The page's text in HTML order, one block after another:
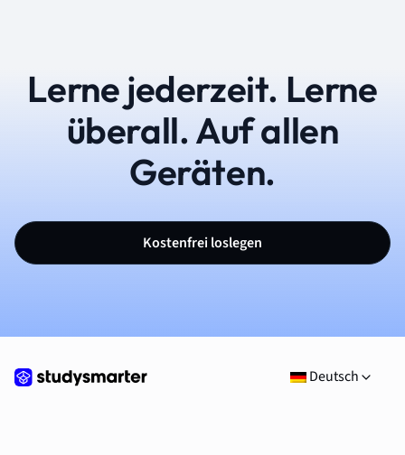
Lerne jederzeit. Lerne
überall. Auf allen
Geräten.
Kostenfrei loslegen
Deutsch